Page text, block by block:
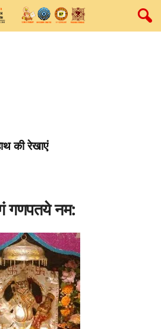
की रेखाएं
गणपतये नम: